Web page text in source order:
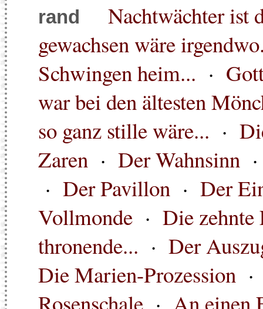
rand
Nachtwächter ist
gewachsen wäre
Schwingen heim... ·
war bei den ältesten
so ganz stille wäre... ·
Zaren · Der Wahnsinn
· Der Pavillon · Der
Vollmonde · Die zehnte
thronende... · Der
Die Marien-Prozession
Rosenschale · An einen